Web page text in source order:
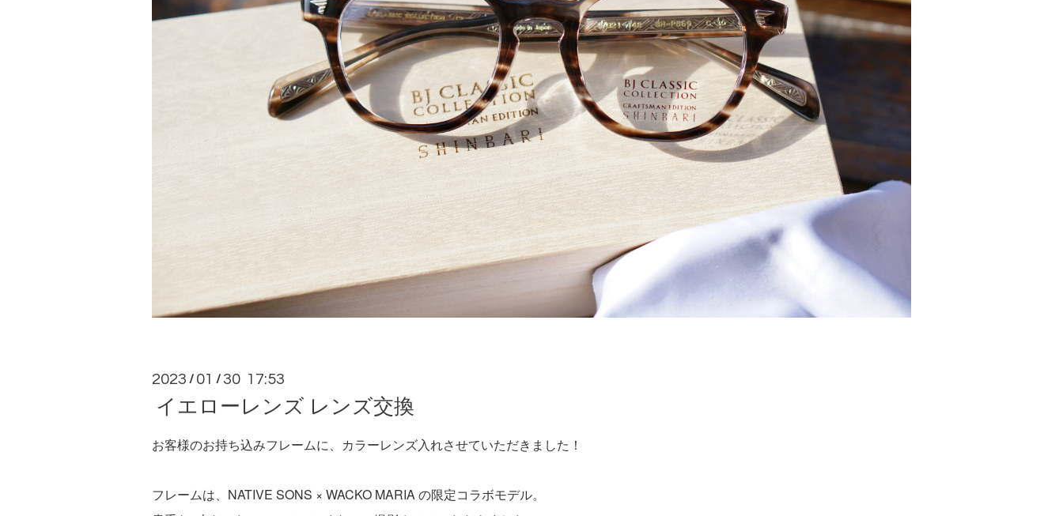
2023 / 01 /30 17:53
イエローレンズ レンズ交換
お客様のお持ち込みフレームに、カラーレンズ入れさせていただきました！
フレームは、NATIVE SONS × WACKO MARIA の限定コラボモデル。